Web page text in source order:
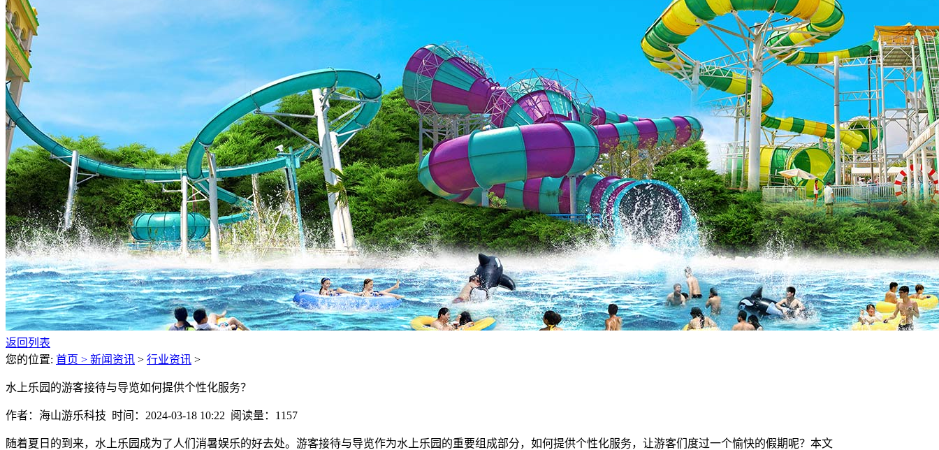
返回列表
您的位置: 首页 > 新闻资讯 > 行业资讯 >
水上乐园的游客接待与导览如何提供个性化服务？
作者：海山游乐科技 时间：2024-03-18 10:22 阅读量：1157
随着夏日的到来，水上乐园成为了人们消暑娱乐的好去处。游客接待与导览作为水上乐园的重要组成部分，如何提供个性化服务，让游客们度过一个愉快的假期呢？本文